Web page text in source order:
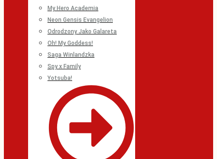
My Hero Academia
Neon Gensis Evangelion
Odrodzony Jako Galareta
Oh! My Goddess!
Saga Winlandzka
Spy x Family
Yotsuba!